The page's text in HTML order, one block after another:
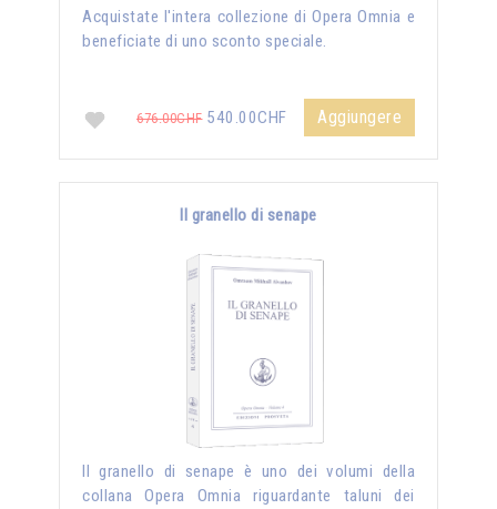
Acquistate l'intera collezione di Opera Omnia e
beneficiate di uno sconto speciale.
676.00CHF540.00CHF Aggiungere
Il granello di senape
Il granello di senape è uno dei volumi della
collana Opera Omnia riguardante taluni dei